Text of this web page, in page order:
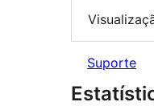
Suporte